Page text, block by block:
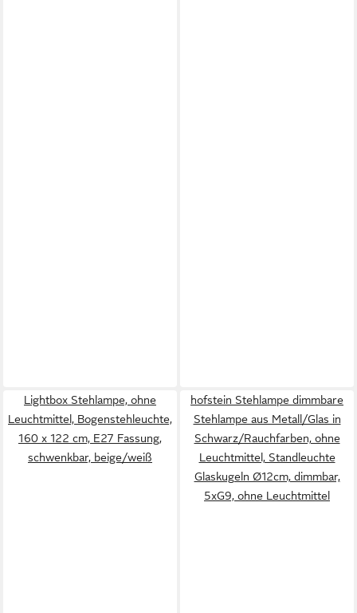
Lightbox Stehlampe, ohne
Leuchtmittel, Bogenstehleuchte,
160 x 122 cm, E27 Fassung,
schwenkbar, beige/weiß
hofstein Stehlampe dimmbare
Stehlampe aus Metall/Glas in
Schwarz/Rauchfarben, ohne
Leuchtmittel, Standleuchte
Glaskugeln Ø12cm, dimmbar,
5xG9, ohne Leuchtmittel